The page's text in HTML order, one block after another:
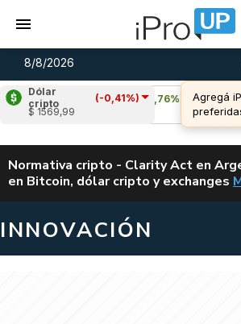
8/8/2026
Dólar
cripto
(-0,41%)
$ 1569,99
Cardano
(0,76%)
u$s 0,20
u$s
ALERTA
Normativa cripto - Clarity Act en
en Bitcoin, dólar cripto y exchanges
INNOVACIÓN